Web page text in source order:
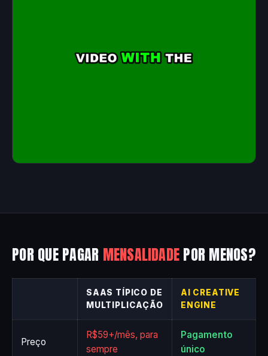
POR QUE PAGAR MENSALIDADEPOR MENOS?
SAAS TÍPICO DE
MULTIPLICAÇÃO
AI CREATIVE
ENGINE
Preço
R$59+/mês, para
sempre
Pagamento
único